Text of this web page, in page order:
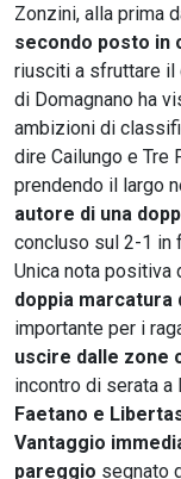
Zonzini, alla prima
secondo posto in
riusciti a sfruttare il
di Domagnano ha
ambizioni di
dire Cailungo e Tre
prendendo il largo
autore di una
concluso sul 2-1 in
Unica nota positiva
doppia marcatura
importante per i
uscire dalle zone
incontro di serata a
Faetano e
Vantaggio
pareggio segnato